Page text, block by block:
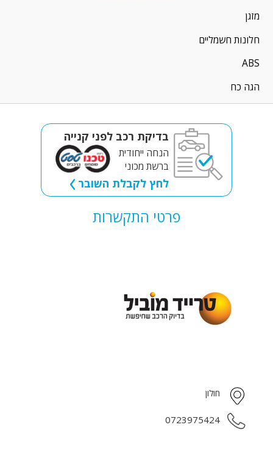
מזגן
חלונות חשמליים
ABS
הגה כח
בדיקת רכב לפני קנייה
הנחה ייחודית
ברשת מכוני
לחץ לקבלת השובר
פרטי התקשרות
חולון
0723975424